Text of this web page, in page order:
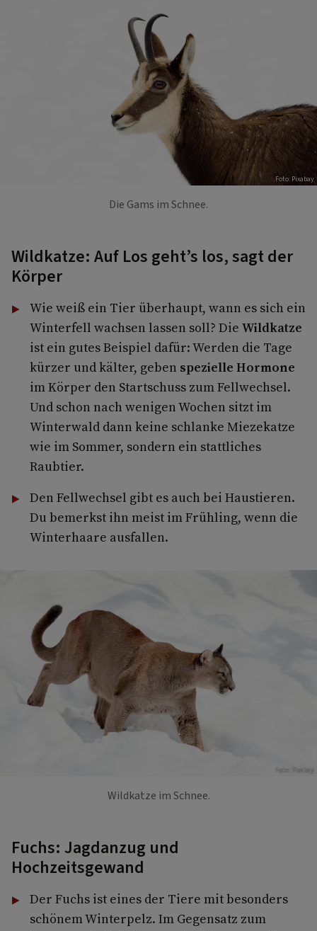
Foto: Pixabay
Die Gams im Schnee.
Wild­katze: Auf Los geht’s los, sagt der
Körper
Wie weiß ein Tier überhaupt, wann es sich ein
Winterfell wachsen lassen soll? Die Wild­katze
ist ein gutes Beispiel dafür: Werden die Tage
kürzer und kälter, geben spezielle Hormone
im Körper den Startschuss zum Fellwechsel.
Und schon nach wenigen Wochen sitzt im
Winterwald dann keine schlanke Miezekatze
wie im Sommer, sondern ein stattliches
Raubtier.
Den Fellwechsel gibt es auch bei Haustieren.
Du bemerkst ihn meist im Frühling, wenn die
Winterhaare ausfallen.
Foto: Pixabay
Wildkatze im Schnee.
Fuchs: Jagdanzug und
Hochzeitsgewand
Der Fuchs ist eines der Tiere mit besonders
schönem Winterpelz. Im Gegensatz zum